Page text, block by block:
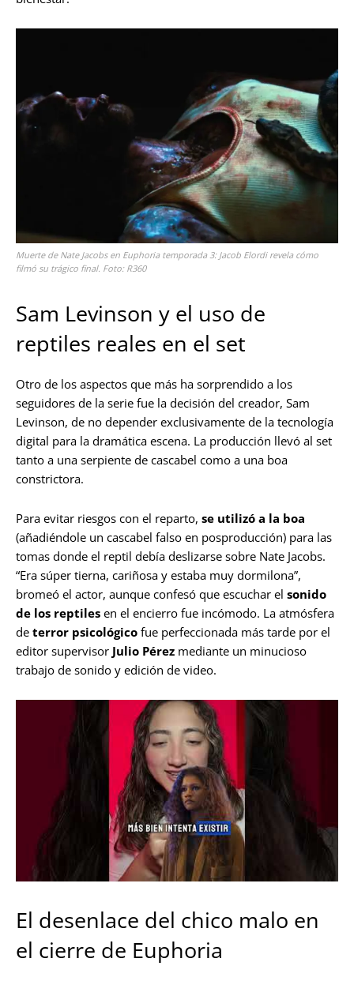
Muerte de Nate Jacobs en Euphoria temporada 3: Jacob Elordi revela cómo
filmó su trágico final. Foto: R360
Sam Levinson y el uso de
reptiles reales en el set
Otro de los aspectos que más ha sorprendido a los
seguidores de la serie fue la decisión del creador, Sam
Levinson, de no depender exclusivamente de la tecnología
digital para la dramática escena. La producción llevó al set
tanto a una serpiente de cascabel como a una boa
constrictora.
Para evitar riesgos con el reparto, se utilizó a la boa
(añadiéndole un cascabel falso en posproducción) para las
tomas donde el reptil debía deslizarse sobre Nate Jacobs.
“Era súper tierna, cariñosa y estaba muy dormilona”,
bromeó el actor, aunque confesó que escuchar el sonido
de los reptiles en el encierro fue incómodo. La atmósfera
de terror psicológico fue perfeccionada más tarde por el
editor supervisor Julio Pérez mediante un minucioso
trabajo de sonido y edición de video.
El desenlace del chico malo en
el cierre de Euphoria